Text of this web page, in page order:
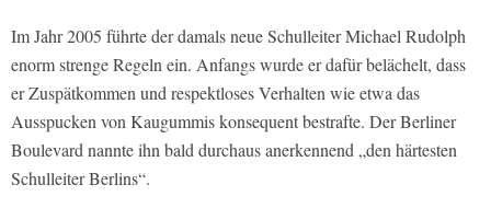
Im Jahr 2005 führte der damals neue Schulleiter Michael Rudolph
enorm strenge Regeln ein. Anfangs wurde er dafür belächelt, dass
er Zuspätkommen und respektloses Verhalten wie etwa das
Ausspucken von Kaugummis konsequent bestrafte. Der Berliner
Boulevard nannte ihn bald durchaus anerkennend „den härtesten
Schulleiter Berlins“.